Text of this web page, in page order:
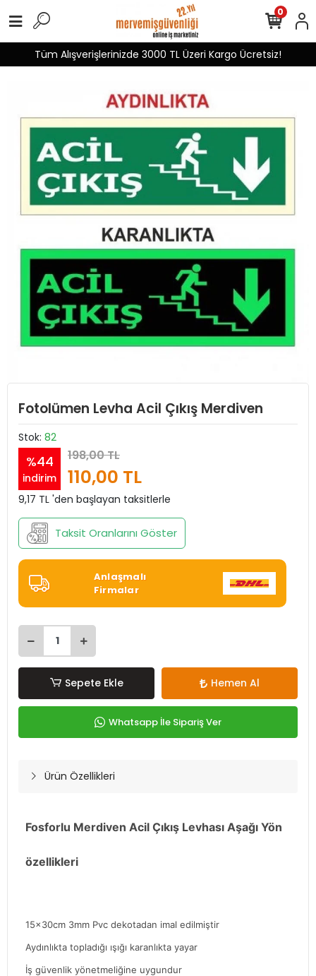
Tüm Alışverişlerinizde 3000 TL Üzeri Kargo Ücretsiz!
0
Fotolümen Levha Acil Çıkış Merdiven
Stok: 82
%44
indirim
198,00 TL
110,00 TL
9,17 TL 'den başlayan taksitlerle
Taksit Oranlarını Göster
Anlaşmalı
Firmalar
Sepete Ekle Hemen Al
Whatsapp İle Sipariş Ver
Ürün Özellikleri
Fosforlu Merdiven Acil Çıkış Levhası Aşağı Yön
özellikleri
15x30cm 3mm Pvc dekotadan imal edilmiştir
Aydınlıkta topladığı ışığı karanlıkta yayar
İş güvenlik yönetmeliğine uygundur